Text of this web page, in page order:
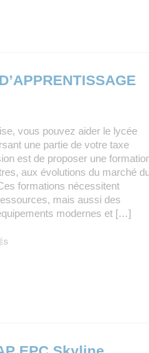
vous pouvez aider le lycée
une partie de votre taxe
est de proposer une
aux évolutions du marché du
formations nécessitent
mais aussi des
modernes et […]